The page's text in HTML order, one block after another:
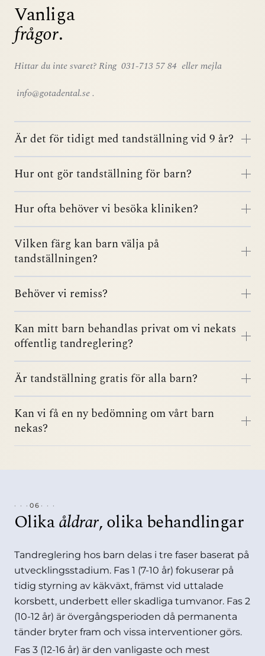
Vanliga
frågor.
Hittar du inte svaret? Ring 031-713 57 84 eller mejla
info@gotadental.se.
Är det för tidigt med tandställning vid 9 år?
Hur ont gör tandställning för barn?
Hur ofta behöver vi besöka kliniken?
Vilken färg kan barn välja på
tandställningen?
Behöver vi remiss?
Kan mitt barn behandlas privat om vi nekats
offentlig tandreglering?
Är tandställning gratis för alla barn?
Kan vi få en ny bedömning om vårt barn
nekas?
06
Olikaåldrar, olika behandlingar
Tandreglering hos barn delas i tre faser baserat på
utvecklingsstadium. Fas 1 (7-10 år) fokuserar på
tidig styrning av käkväxt, främst vid uttalade
korsbett, underbett eller skadliga tumvanor. Fas 2
(10-12 år) är övergångsperioden då permanenta
tänder bryter fram och vissa interventioner görs.
Fas 3 (12-16 år) är den vanligaste och mest